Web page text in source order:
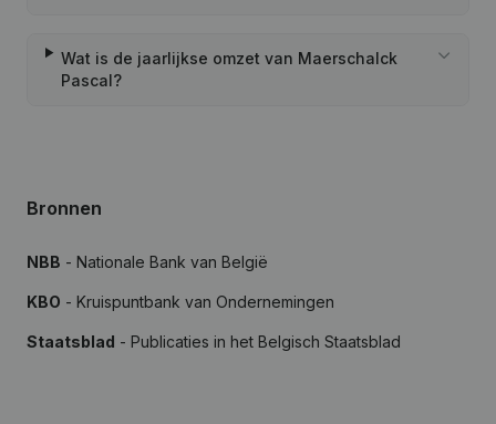
Wat is de jaarlijkse omzet van Maerschalck
Pascal?
Bronnen
NBB - Nationale Bank van België
KBO - Kruispuntbank van Ondernemingen
Staatsblad - Publicaties in het Belgisch Staatsblad